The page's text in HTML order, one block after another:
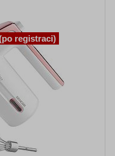
registraci)